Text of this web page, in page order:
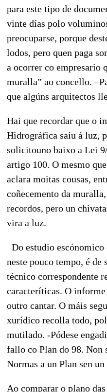
para este tipo de
vinte días polo
preocuparse, porque
lodos, pero quen paga
a ocorrer co empresario
muralla” ao concello.
que algúns arquitectos
Hai que recordar que o
Hidrográfica saíu á luz,
solicitouno baixo a Lei
artigo 100. O mesmo
aclara moitas cousas,
coñecemento da
recordos, pero un
vira a luz.
Do estudio
neste pouco tempo, é
técnico correspondente
caracteríticas. O
outro cantar. O máis
xurídico recolla todo,
mutilado. -Pódese
fallo co Plan do 98. Non
Normas a un Plan sen
Ao comparar o plano